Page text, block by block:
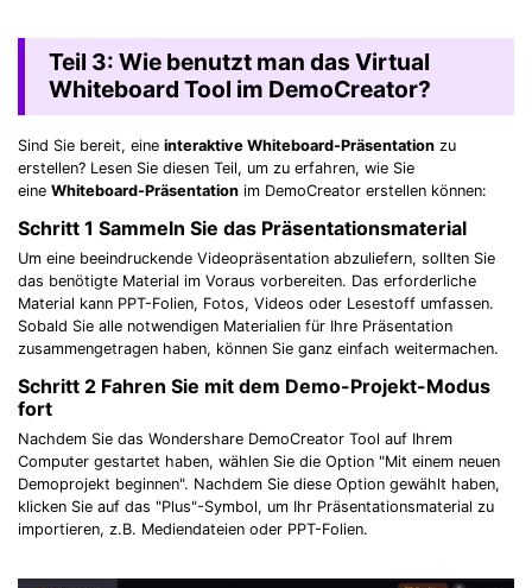
Teil 3: Wie benutzt man das Virtual
Whiteboard Tool im DemoCreator?
Sind Sie bereit, eine interaktive Whiteboard-Präsentation zu
erstellen? Lesen Sie diesen Teil, um zu erfahren, wie Sie
eine Whiteboard-Präsentation im DemoCreator erstellen können:
Schritt 1 Sammeln Sie das Präsentationsmaterial
Um eine beeindruckende Videopräsentation abzuliefern, sollten Sie
das benötigte Material im Voraus vorbereiten. Das erforderliche
Material kann PPT-Folien, Fotos, Videos oder Lesestoff umfassen.
Sobald Sie alle notwendigen Materialien für Ihre Präsentation
zusammengetragen haben, können Sie ganz einfach weitermachen.
Schritt 2 Fahren Sie mit dem Demo-Projekt-Modus
fort
Nachdem Sie das Wondershare DemoCreator Tool auf Ihrem
Computer gestartet haben, wählen Sie die Option "Mit einem neuen
Demoprojekt beginnen". Nachdem Sie diese Option gewählt haben,
klicken Sie auf das "Plus"-Symbol, um Ihr Präsentationsmaterial zu
importieren, z.B. Mediendateien oder PPT-Folien.